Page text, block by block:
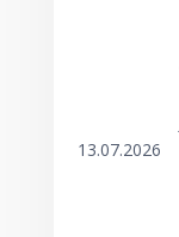
13.07.2026